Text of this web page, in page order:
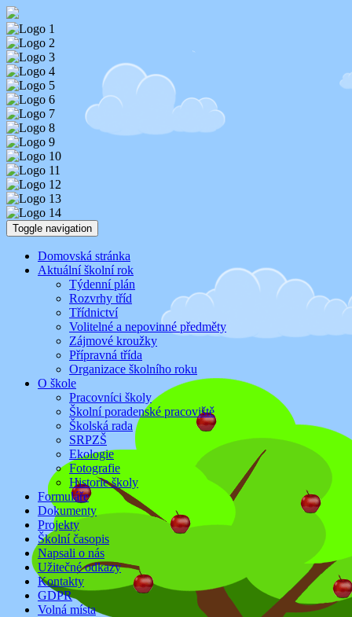
Skip
to
content
Aktuality ze školy
Základní škola Benešov, Dukelská 1818
Toggle navigation
Domovská stránka
Aktuální školní rok
Týdenní plán
Rozvrhy tříd
Třídnictví
Volitelné a nepovinné předměty
Zájmové kroužky
Přípravná třída
Organizace školního roku
O škole
Pracovníci školy
Školní poradenské pracoviště
Školská rada
SRPZŠ
Ekologie
Fotografie
Historie školy
Formuláře
Dokumenty
Projekty
Školní časopis
Napsali o nás
Užitečné odkazy
Kontakty
GDPR
Volná místa